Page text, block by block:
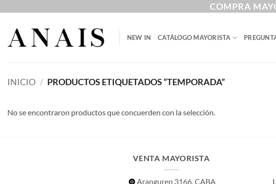
contenido
COMPRA
NEW IN CATÁLOGO MAYORISTA
INICIO / PRODUCTOS ETIQUETADOS “TEMPORADA”
No se encontraron productos que concuerden con la selección.
VENTA MAYORISTA
Aranguren 3166. CABA